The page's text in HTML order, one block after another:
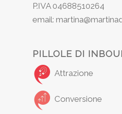
P.IVA 04688510264
email:
PILLOLE DI
Attrazione
Conversione